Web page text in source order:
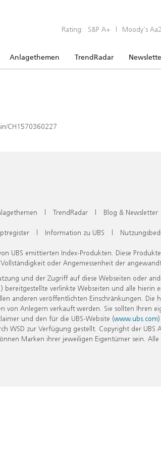
Rating: S&P A+ | Moody’s Aa2
Anlagethemen TrendRadar
CH1570360227
| TrendRadar | Blog & Newsletter
| Information zu UBS |
UBS emittierten Index-Produkten. Diese
oder Angemessenheit der
und der Zugriff auf diese Webseiten oder
verlinkte Webseiten und alle
anderen veröffentlichten Einschränkungen.
Anlegern verkauft werden. Sie sollten Ihren
und den für die UBS-Website (www.ubs.com
zur Verfügung gestellt. Copyright der UBS
Marken ihrer jeweiligen Eigentümer sein. Alle